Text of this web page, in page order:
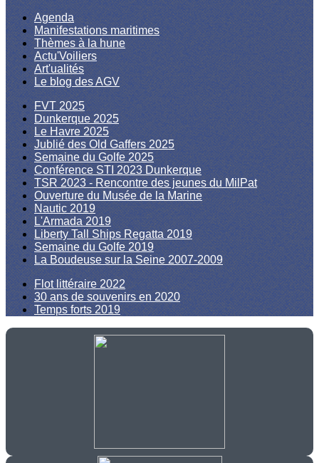
Agenda
Manifestations maritimes
Thèmes à la hune
Actu'Voiliers
Art'ualités
Le blog des AGV
FVT 2025
Dunkerque 2025
Le Havre 2025
Jublié des Old Gaffers 2025
Semaine du Golfe 2025
Conférence STI 2023 Dunkerque
TSR 2023 - Rencontre des jeunes du MilPat
Ouverture du Musée de la Marine
Nautic 2019
L'Armada 2019
Liberty Tall Ships Regatta 2019
Semaine du Golfe 2019
La Boudeuse sur la Seine 2007-2009
Flot littéraire 2022
30 ans de souvenirs en 2020
Temps forts 2019